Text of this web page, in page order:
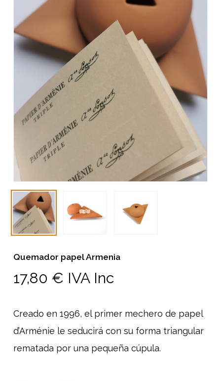
Quemador papel Armenia
17,80 € IVA Inc
Creado en 1996, el primer mechero de papel
d’Arménie le seducirá con su forma triangular
rematada por una pequeña cúpula.